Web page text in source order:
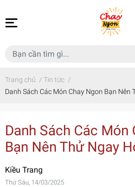
Trang chủ / Tin tức /
Danh Sách Các Món Chay Ngon Bạn Nên
Danh Sách Các Món
Bạn Nên Thử Ngay
Kiều Trang
Thứ Sáu, 14/03/2025